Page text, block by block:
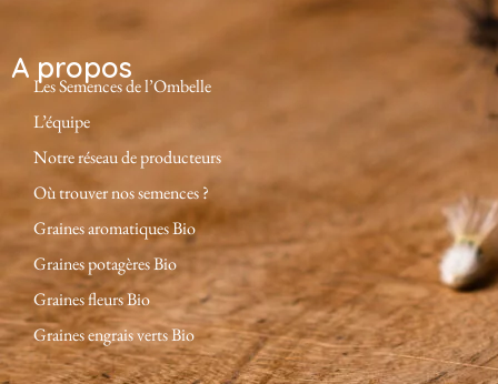
A propos
Les Semences de l’Ombelle
L’équipe
Notre réseau de producteurs
Où trouver nos semences ?
Graines aromatiques Bio
Graines potagères Bio
Graines fleurs Bio
Graines engrais verts Bio